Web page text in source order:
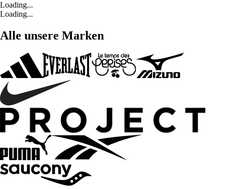
Loading...
Loading...
Alle unsere Marken